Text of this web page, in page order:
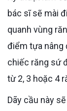
bác sĩ sẽ mài
quanh vùng
điểm tựa nâng
chiếc răng sứ
từ 2, 3 hoặc 4
Dãy cầu này sẽ được gắn cố định lên trụ răng được